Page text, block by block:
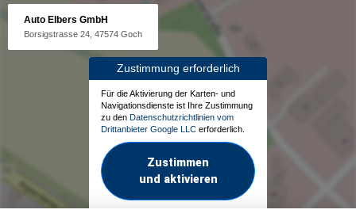
Auto Elbers GmbH
Borsigstrasse 24, 47574 Goch
Zustimmung erforderlich
Für die Aktivierung der Karten- und
Navigationsdienste ist Ihre Zustimmung
zu den Datenschutzrichtlinien vom
Drittanbieter Google LLC erforderlich.
Zustimmen
und aktivieren